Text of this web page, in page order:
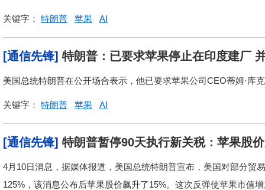
关键字： 特朗普 苹果 AI
[通信先锋] 特朗普：已要求苹果停止在印度建厂
美国总统特朗普在公开场合表示，他已要求苹果公司CEO蒂姆·库
关键字： 特朗普 苹果 AI
[通信先锋] 特朗普暂停90天执行新关税：苹果股
4月10日消息，据媒体报道，美国总统特朗普宣布，美国对部分贸
125%，该消息公布后苹果股价飙升了15%。这次反弹使苹果市值